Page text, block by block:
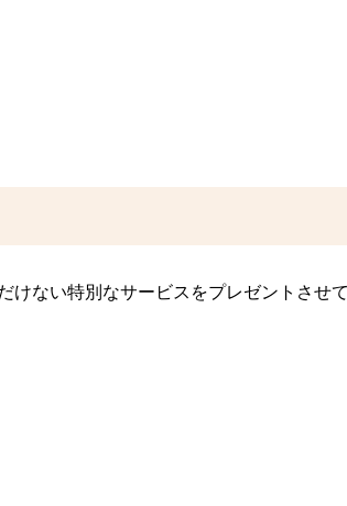
ない特別なサービスをプレゼントさせ